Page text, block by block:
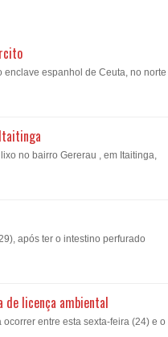
espanhol de Ceuta, no norte
no bairro Gererau , em Itaitinga,
após ter o intestino perfurado
de licença ambiental
entre esta sexta-feira (24) e o